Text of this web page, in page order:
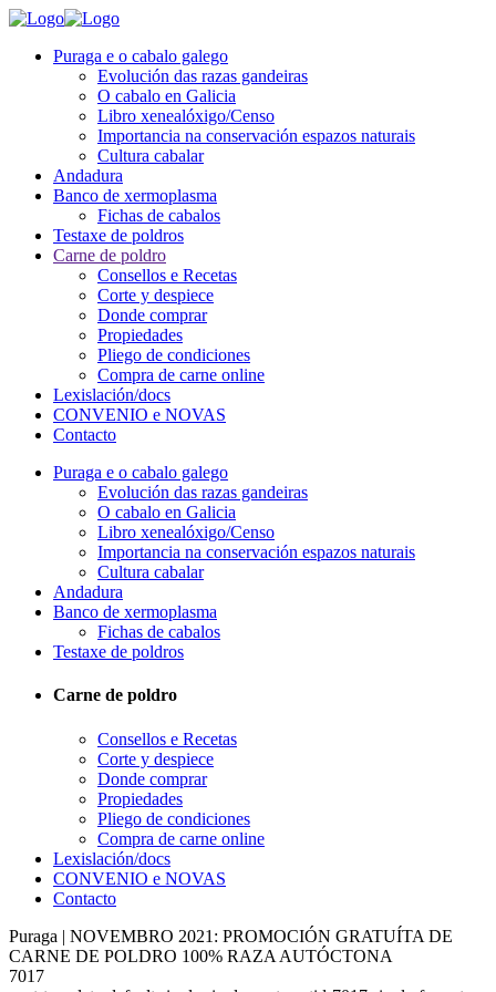
Puraga e o cabalo galego
Evolución das razas gandeiras
O cabalo en Galicia
Libro xenealóxigo/Censo
Importancia na conservación espazos naturais
Cultura cabalar
Andadura
Banco de xermoplasma
Fichas de cabalos
Testaxe de poldros
Carne de poldro
Consellos e Recetas
Corte y despiece
Donde comprar
Propiedades
Pliego de condiciones
Compra de carne online
Lexislación/docs
CONVENIO e NOVAS
Contacto
Puraga e o cabalo galego
Evolución das razas gandeiras
O cabalo en Galicia
Libro xenealóxigo/Censo
Importancia na conservación espazos naturais
Cultura cabalar
Andadura
Banco de xermoplasma
Fichas de cabalos
Testaxe de poldros
Carne de poldro
Consellos e Recetas
Corte y despiece
Donde comprar
Propiedades
Pliego de condiciones
Compra de carne online
Lexislación/docs
CONVENIO e NOVAS
Contacto
Puraga | NOVEMBRO 2021: PROMOCIÓN GRATUÍTA DE
CARNE DE POLDRO 100% RAZA AUTÓCTONA
7017